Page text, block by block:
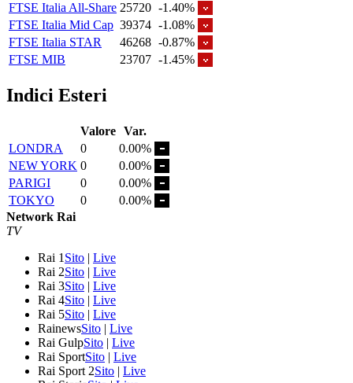
FTSE Italia All-Share 25720 -1.40%
FTSE Italia Mid Cap 39374 -1.08%
FTSE Italia STAR
46268 -0.87%
FTSE MIB
23707 -1.45%
Indici Esteri
Valore Var.
LONDRA
0
0.00%
NEW YORK 0
0.00%
PARIGI
0
0.00%
TOKYO
0
0.00%
Network Rai
TV
Rai 1 Sito | Live
Rai 2Sito | Live
Rai 3Sito | Live
Rai 4Sito | Live
Rai 5Sito | Live
RainewsSito | Live
Rai GulpSito | Live
Rai SportSito | Live
Rai Sport 2Sito | Live